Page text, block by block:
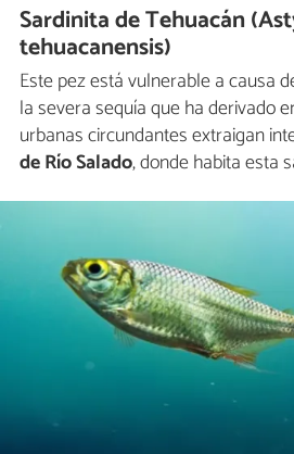
Sardinita de Tehuacán
tehuacanensis)
Este pez está vulnerable a causa
la severa sequía que ha derivado
urbanas circundantes extraigan
de Río Salado, donde habita esta